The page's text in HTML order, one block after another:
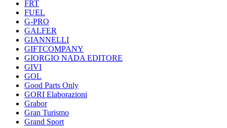
FRT
FUEL
G-PRO
GALFER
GIANNELLI
GIFTCOMPANY
GIORGIO NADA EDITORE
GIVI
GOL
Good Parts Only
GORI Elaborazioni
Grabor
Gran Turismo
Grand Sport